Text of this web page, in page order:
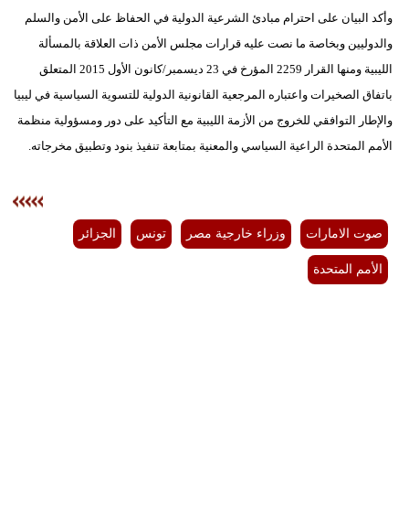
وأكد البيان على احترام مبادئ الشرعية الدولية في الحفاظ على الأمن والسلم
والدوليين وبخاصة ما نصت عليه قرارات مجلس الأمن ذات العلاقة بالمسألة
الليبية ومنها القرار 2259 المؤرخ في 23 ديسمبر/كانون الأول 2015 المتعلق
باتفاق الصخيرات واعتباره المرجعية القانونية الدولية للتسوية السياسية في ليبيا
والإطار التوافقي للخروج من الأزمة الليبية مع التأكيد على دور ومسؤولية منظمة
الأمم المتحدة الراعية السياسي والمعنية بمتابعة تنفيذ بنود وتطبيق مخرجاته.
صوت الامارات وزراء خارجية مصر تونس الجزائر
الأمم المتحدة